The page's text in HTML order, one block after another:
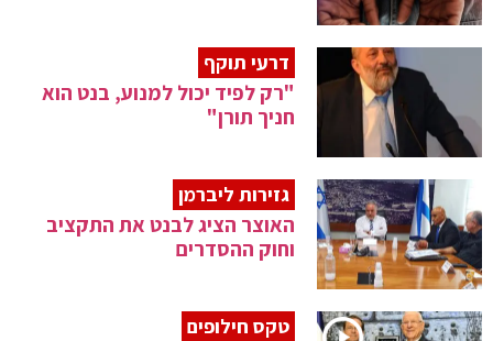
דרעי תוקף
"רק לפיד יכול למנוע, בנט הוא
חניך תורן"
גזירות ליברמן
האוצר הציג לבנט את התקציב
וחוק ההסדרים
טקס חילופים